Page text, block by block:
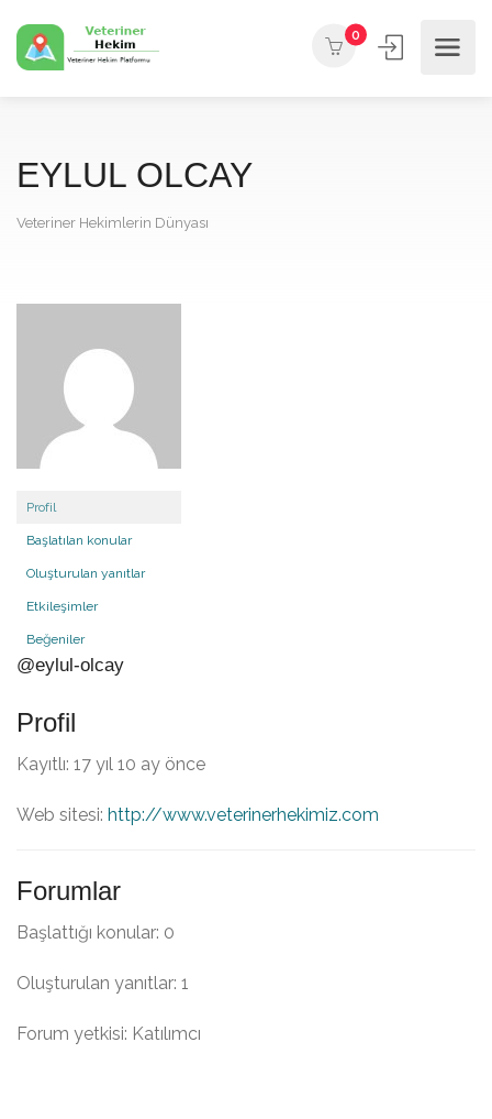
0
EYLUL OLCAY
Veteriner Hekimlerin Dünyası
Profil
Başlatılan konular
Oluşturulan yanıtlar
Etkileşimler
Beğeniler
@eylul-olcay
Profil
Kayıtlı: 17 yıl 10 ay önce
Web sitesi: http://www.veterinerhekimiz.com
Forumlar
Başlattığı konular: 0
Oluşturulan yanıtlar: 1
Forum yetkisi: Katılımcı